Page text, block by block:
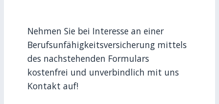
Nehmen Sie bei Interesse an einer
Berufsunfähigkeitsversicherung mittels
des nachstehenden Formulars
kostenfrei und unverbindlich mit uns
Kontakt auf!